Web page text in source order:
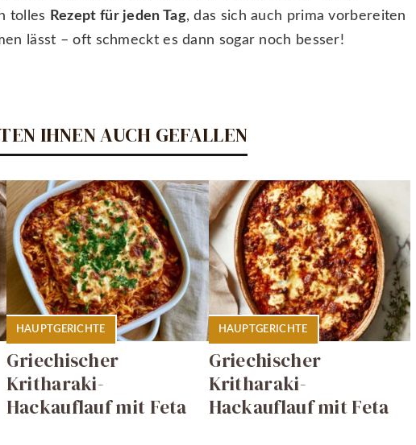
tolles Rezept für jeden Tag, das sich auch prima vorbereiten
lässt – oft schmeckt es dann sogar noch besser!
IHNEN AUCH GEFALLEN
HAUPTGERICHTE
Griechischer
Kritharaki-
Hackauflauf mit Feta
HAUPTGERICHTE
Griechischer
Kritharaki-
Hackauflauf mit Feta